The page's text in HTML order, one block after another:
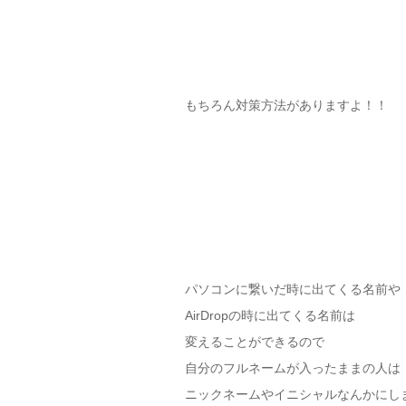
もちろん対策方法がありますよ！！
パソコンに繋いだ時に出てくる名前や
AirDropの時に出てくる名前は
変えることができるので
自分のフルネームが入ったままの人は
ニックネームやイニシャルなんかにし